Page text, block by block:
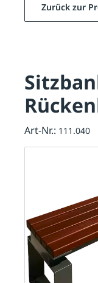
Zurück zur
Art-Nr.: 111.040